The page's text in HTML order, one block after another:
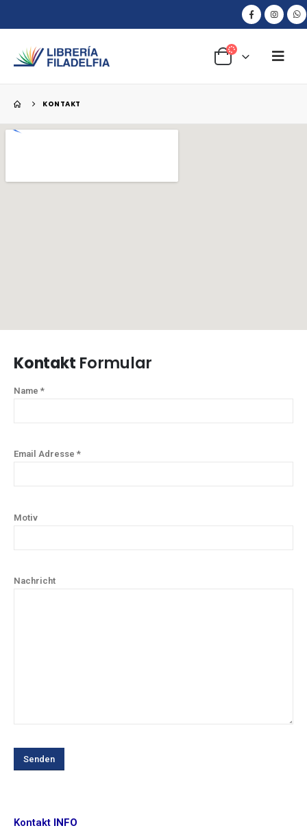
KONTAKT
Kontakt Formular
Name *
Email Adresse *
Motiv
Nachricht
Kontakt INFO